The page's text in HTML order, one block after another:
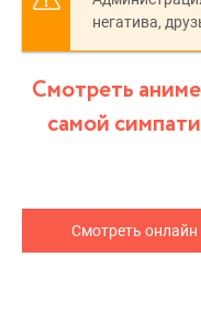
негатива,
Смотреть
самой
Смотреть онлайн